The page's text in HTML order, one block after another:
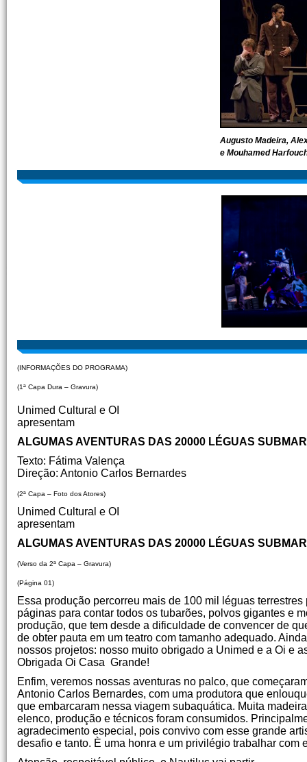
Augusto Madeira,
e Mouhamed
(INFORMAÇÕES DO PROGRAMA)
(1ª Capa Dura – Gravura)
Unimed Cultural e OI
apresentam
ALGUMAS AVENTURAS DAS 20000 LÉGUAS
Texto: Fátima Valença
Direção: Antonio Carlos Bernardes
(2ª Capa – Foto dos Atores)
Unimed Cultural e OI
apresentam
ALGUMAS AVENTURAS DAS 20000 LÉGUAS
(Verso da 2ª Capa – Gravura)
(Página 01)
Essa produção percorreu mais de 100 mil léguas
páginas para contar todos os tubarões, polvos gigantes e
produção, que tem desde a dificuldade de convencer de
de obter pauta em um teatro com tamanho adequado.
nossos projetos: nosso muito obrigado a Unimed e a Oi e
Obrigada Oi Casa Grande!
Enfim, veremos nossas aventuras no palco, que
Antonio Carlos Bernardes, com uma produtora que
que embarcaram nessa viagem subaquática. Muita
elenco, produção e técnicos foram consumidos.
agradecimento especial, pois convivo com esse grande
desafio e tanto. È uma honra e um privilégio trabalhar com